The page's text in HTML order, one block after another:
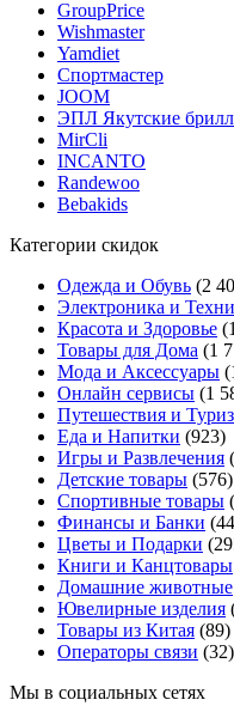
GroupPrice
Wishmaster
Yamdiet
Спортмастер
JOOM
ЭПЛ Якутские
MirCli
INCANTO
Randewoo
Bebakids
Категории скидок
Одежда и Обувь (2
Электроника и
Красота и Здоровье
Товары для Дома (1
Мода и Аксессуары
Онлайн сервисы (1
Путешествия и
Еда и Напитки (923)
Игры и Развлечения
Детские товары (576)
Спортивные товары
Финансы и Банки
Цветы и Подарки
Книги и Канцтовары
Домашние животные
Ювелирные изделия
Товары из Китая (89)
Операторы связи (32)
Мы в социальных сетях